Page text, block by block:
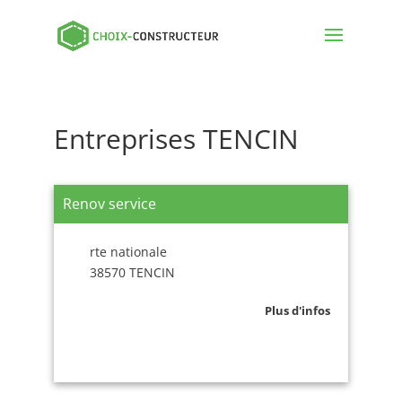
Entreprises TENCIN
Renov service
rte nationale
38570 TENCIN
Plus d'infos